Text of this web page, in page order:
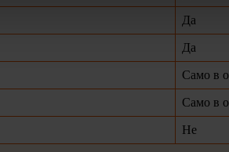
Да
Да
Само в
Само в
Не